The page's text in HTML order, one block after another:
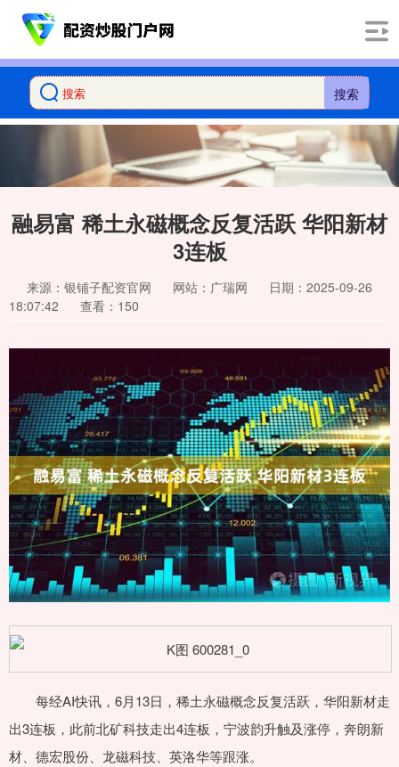
搜索
融易富 稀土永磁概念反复活跃 华阳新材
3连板
来源：银铺子配资官网 网站：广瑞网
日期：2025-09-26
18:07:42
查看：150
每经AI快讯，6月13日，稀土永磁概念反复活跃，华阳新材走
出3连板，此前北矿科技走出4连板，宁波韵升触及涨停，奔朗新
材、德宏股份、龙磁科技、英洛华等跟涨。